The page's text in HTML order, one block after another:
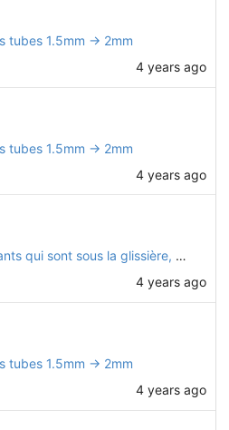
tubes 1.5mm -> 2mm
4 years ago
tubes 1.5mm -> 2mm
4 years ago
Arrondi en haut des montants qui sont sous la glissière, car il n'y a pas la place de mettre des embouts de tube
4 years ago
tubes 1.5mm -> 2mm
4 years ago